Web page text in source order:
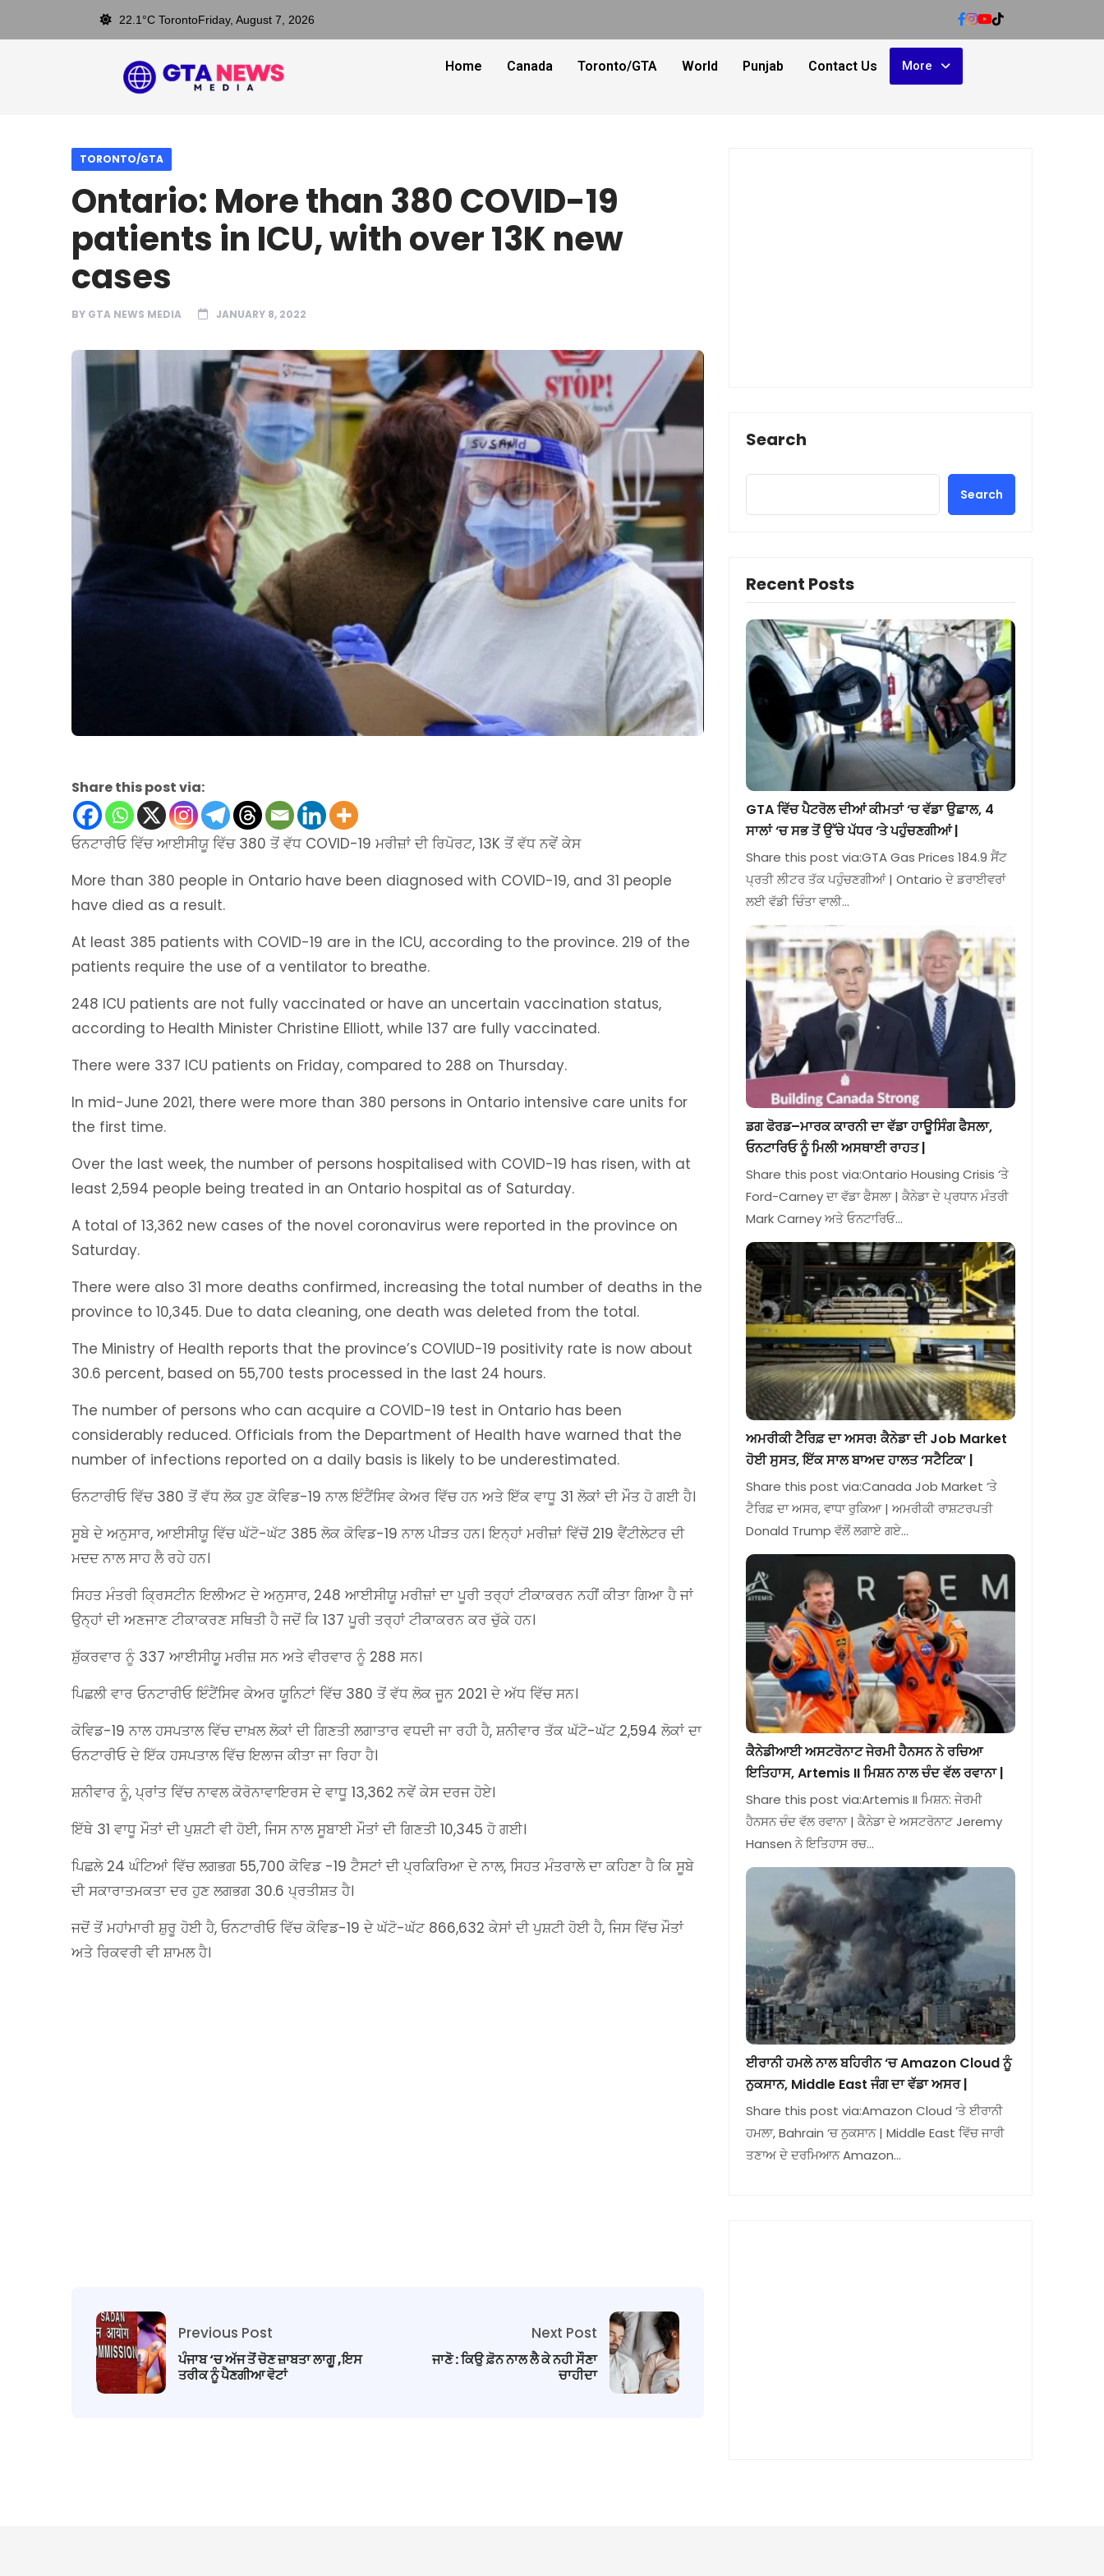
22.1°C TorontoFriday, August 7, 2026
Home Canada Toronto/GTA World Punjab Contact Us More
TORONTO/GTA
Ontario: More than 380 COVID-19
patients in ICU, with over 13K new
cases
BY GTA NEWS MEDIA JANUARY 8, 2022
Share this post via:
ਓਨਟਾਰੀਓ ਵਿੱਚ ਆਈਸੀਯੂ ਵਿੱਚ 380 ਤੋਂ ਵੱਧ COVID-19 ਮਰੀਜ਼ਾਂ ਦੀ ਰਿਪੋਰਟ, 13K ਤੋਂ ਵੱਧ ਨਵੇਂ ਕੇਸ
More than 380 people in Ontario have been diagnosed with COVID-19, and 31 people
have died as a result.
At least 385 patients with COVID-19 are in the ICU, according to the province. 219 of the
patients require the use of a ventilator to breathe.
248 ICU patients are not fully vaccinated or have an uncertain vaccination status,
according to Health Minister Christine Elliott, while 137 are fully vaccinated.
There were 337 ICU patients on Friday, compared to 288 on Thursday.
In mid-June 2021, there were more than 380 persons in Ontario intensive care units for
the first time.
Over the last week, the number of persons hospitalised with COVID-19 has risen, with at
least 2,594 people being treated in an Ontario hospital as of Saturday.
A total of 13,362 new cases of the novel coronavirus were reported in the province on
Saturday.
There were also 31 more deaths confirmed, increasing the total number of deaths in the
province to 10,345. Due to data cleaning, one death was deleted from the total.
The Ministry of Health reports that the province’s COVIUD-19 positivity rate is now about
30.6 percent, based on 55,700 tests processed in the last 24 hours.
The number of persons who can acquire a COVID-19 test in Ontario has been
considerably reduced. Officials from the Department of Health have warned that the
number of infections reported on a daily basis is likely to be underestimated.
ਓਨਟਾਰੀਓ ਵਿੱਚ 380 ਤੋਂ ਵੱਧ ਲੋਕ ਹੁਣ ਕੋਵਿਡ-19 ਨਾਲ ਇੰਟੈਂਸਿਵ ਕੇਅਰ ਵਿੱਚ ਹਨ ਅਤੇ ਇੱਕ ਵਾਧੂ 31 ਲੋਕਾਂ ਦੀ ਮੌਤ ਹੋ ਗਈ ਹੈ।
ਸੂਬੇ ਦੇ ਅਨੁਸਾਰ, ਆਈਸੀਯੂ ਵਿੱਚ ਘੱਟੋ-ਘੱਟ 385 ਲੋਕ ਕੋਵਿਡ-19 ਨਾਲ ਪੀੜਤ ਹਨ। ਇਨ੍ਹਾਂ ਮਰੀਜ਼ਾਂ ਵਿੱਚੋਂ 219 ਵੈਂਟੀਲੇਟਰ ਦੀ
ਮਦਦ ਨਾਲ ਸਾਹ ਲੈ ਰਹੇ ਹਨ।
ਸਿਹਤ ਮੰਤਰੀ ਕ੍ਰਿਸਟੀਨ ਇਲੀਅਟ ਦੇ ਅਨੁਸਾਰ, 248 ਆਈਸੀਯੂ ਮਰੀਜ਼ਾਂ ਦਾ ਪੂਰੀ ਤਰ੍ਹਾਂ ਟੀਕਾਕਰਨ ਨਹੀਂ ਕੀਤਾ ਗਿਆ ਹੈ ਜਾਂ
ਉਨ੍ਹਾਂ ਦੀ ਅਣਜਾਣ ਟੀਕਾਕਰਣ ਸਥਿਤੀ ਹੈ ਜਦੋਂ ਕਿ 137 ਪੂਰੀ ਤਰ੍ਹਾਂ ਟੀਕਾਕਰਨ ਕਰ ਚੁੱਕੇ ਹਨ।
ਸ਼ੁੱਕਰਵਾਰ ਨੂੰ 337 ਆਈਸੀਯੂ ਮਰੀਜ਼ ਸਨ ਅਤੇ ਵੀਰਵਾਰ ਨੂੰ 288 ਸਨ।
ਪਿਛਲੀ ਵਾਰ ਓਨਟਾਰੀਓ ਇੰਟੈਂਸਿਵ ਕੇਅਰ ਯੂਨਿਟਾਂ ਵਿੱਚ 380 ਤੋਂ ਵੱਧ ਲੋਕ ਜੂਨ 2021 ਦੇ ਅੱਧ ਵਿੱਚ ਸਨ।
ਕੋਵਿਡ-19 ਨਾਲ ਹਸਪਤਾਲ ਵਿੱਚ ਦਾਖ਼ਲ ਲੋਕਾਂ ਦੀ ਗਿਣਤੀ ਲਗਾਤਾਰ ਵਧਦੀ ਜਾ ਰਹੀ ਹੈ, ਸ਼ਨੀਵਾਰ ਤੱਕ ਘੱਟੋ-ਘੱਟ 2,594 ਲੋਕਾਂ ਦਾ
ਓਨਟਾਰੀਓ ਦੇ ਇੱਕ ਹਸਪਤਾਲ ਵਿੱਚ ਇਲਾਜ ਕੀਤਾ ਜਾ ਰਿਹਾ ਹੈ।
ਸ਼ਨੀਵਾਰ ਨੂੰ, ਪ੍ਰਾਂਤ ਵਿੱਚ ਨਾਵਲ ਕੋਰੋਨਾਵਾਇਰਸ ਦੇ ਵਾਧੂ 13,362 ਨਵੇਂ ਕੇਸ ਦਰਜ ਹੋਏ।
ਇੱਥੇ 31 ਵਾਧੂ ਮੌਤਾਂ ਦੀ ਪੁਸ਼ਟੀ ਵੀ ਹੋਈ, ਜਿਸ ਨਾਲ ਸੂਬਾਈ ਮੌਤਾਂ ਦੀ ਗਿਣਤੀ 10,345 ਹੋ ਗਈ।
ਪਿਛਲੇ 24 ਘੰਟਿਆਂ ਵਿੱਚ ਲਗਭਗ 55,700 ਕੋਵਿਡ -19 ਟੈਸਟਾਂ ਦੀ ਪ੍ਰਕਿਰਿਆ ਦੇ ਨਾਲ, ਸਿਹਤ ਮੰਤਰਾਲੇ ਦਾ ਕਹਿਣਾ ਹੈ ਕਿ ਸੂਬੇ
ਦੀ ਸਕਾਰਾਤਮਕਤਾ ਦਰ ਹੁਣ ਲਗਭਗ 30.6 ਪ੍ਰਤੀਸ਼ਤ ਹੈ।
ਜਦੋਂ ਤੋਂ ਮਹਾਂਮਾਰੀ ਸ਼ੁਰੂ ਹੋਈ ਹੈ, ਓਨਟਾਰੀਓ ਵਿੱਚ ਕੋਵਿਡ-19 ਦੇ ਘੱਟੋ-ਘੱਟ 866,632 ਕੇਸਾਂ ਦੀ ਪੁਸ਼ਟੀ ਹੋਈ ਹੈ, ਜਿਸ ਵਿੱਚ ਮੌਤਾਂ
ਅਤੇ ਰਿਕਵਰੀ ਵੀ ਸ਼ਾਮਲ ਹੈ।
Previous Post
ਪੰਜਾਬ ‘ਚ ਅੱਜ ਤੋਂ ਚੋਣ ਜ਼ਾਬਤਾ ਲਾਗੂ ,ਇਸ
ਤਰੀਕ ਨੂੰ ਪੈਣਗੀਆ ਵੋਟਾਂ
Next Post
ਜਾਣੋ : ਕਿਉ ਫ਼ੋਨ ਨਾਲ ਲੈ ਕੇ ਨਹੀ ਸੌਣਾ
ਚਾਹੀਦਾ
Search
Search
Recent Posts
GTA ਵਿੱਚ ਪੈਟਰੋਲ ਦੀਆਂ ਕੀਮਤਾਂ ‘ਚ ਵੱਡਾ ਉਛਾਲ, 4
ਸਾਲਾਂ ‘ਚ ਸਭ ਤੋਂ ਉੱਚੇ ਪੱਧਰ ‘ਤੇ ਪਹੁੰਚਣਗੀਆਂ |
Share this post via:GTA Gas Prices 184.9 ਸੈਂਟ
ਪ੍ਰਤੀ ਲੀਟਰ ਤੱਕ ਪਹੁੰਚਣਗੀਆਂ | Ontario ਦੇ ਡਰਾਈਵਰਾਂ
ਲਈ ਵੱਡੀ ਚਿੰਤਾ ਵਾਲੀ…
ਡਗ ਫੋਰਡ–ਮਾਰਕ ਕਾਰਨੀ ਦਾ ਵੱਡਾ ਹਾਊਸਿੰਗ ਫੈਸਲਾ,
ਓਨਟਾਰਿਓ ਨੂੰ ਮਿਲੀ ਅਸਥਾਈ ਰਾਹਤ |
Share this post via:Ontario Housing Crisis ‘ਤੇ
Ford-Carney ਦਾ ਵੱਡਾ ਫੈਸਲਾ | ਕੈਨੇਡਾ ਦੇ ਪ੍ਰਧਾਨ ਮੰਤਰੀ
Mark Carney ਅਤੇ ਓਨਟਾਰਿਓ…
ਅਮਰੀਕੀ ਟੈਰਿਫ਼ ਦਾ ਅਸਰ! ਕੈਨੇਡਾ ਦੀ Job Market
ਹੋਈ ਸੁਸਤ, ਇੱਕ ਸਾਲ ਬਾਅਦ ਹਾਲਤ ‘ਸਟੈਟਿਕ’ |
Share this post via:Canada Job Market ‘ਤੇ
ਟੈਰਿਫ਼ ਦਾ ਅਸਰ, ਵਾਧਾ ਰੁਕਿਆ | ਅਮਰੀਕੀ ਰਾਸ਼ਟਰਪਤੀ
Donald Trump ਵੱਲੋਂ ਲਗਾਏ ਗਏ…
ਕੈਨੇਡੀਆਈ ਅਸਟਰੋਨਾਟ ਜੇਰਮੀ ਹੈਨਸਨ ਨੇ ਰਚਿਆ
ਇਤਿਹਾਸ, Artemis II ਮਿਸ਼ਨ ਨਾਲ ਚੰਦ ਵੱਲ ਰਵਾਨਾ |
Share this post via:Artemis II ਮਿਸ਼ਨ: ਜੇਰਮੀ
ਹੈਨਸਨ ਚੰਦ ਵੱਲ ਰਵਾਨਾ | ਕੈਨੇਡਾ ਦੇ ਅਸਟਰੋਨਾਟ Jeremy
Hansen ਨੇ ਇਤਿਹਾਸ ਰਚ…
ਈਰਾਨੀ ਹਮਲੇ ਨਾਲ ਬਹਿਰੀਨ ‘ਚ Amazon Cloud ਨੂੰ
ਨੁਕਸਾਨ, Middle East ਜੰਗ ਦਾ ਵੱਡਾ ਅਸਰ |
Share this post via:Amazon Cloud ‘ਤੇ ਈਰਾਨੀ
ਹਮਲਾ, Bahrain ‘ਚ ਨੁਕਸਾਨ | Middle East ਵਿੱਚ ਜਾਰੀ
ਤਣਾਅ ਦੇ ਦਰਮਿਆਨ Amazon…